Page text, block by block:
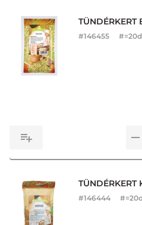
TÜNDÉRKERT
#146455
TÜNDÉRKERT
#146444